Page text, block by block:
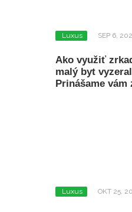
Luxus SEP 6,
Ako využiť
malý byt
Prinášame
Luxus OKT 25,